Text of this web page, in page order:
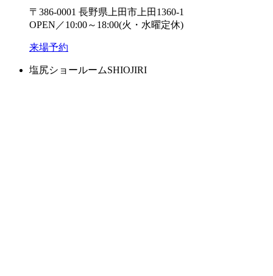
〒386-0001 長野県上田市上田1360-1
OPEN／10:00～18:00(火・水曜定休)
来場予約
塩尻ショールームSHIOJIRI